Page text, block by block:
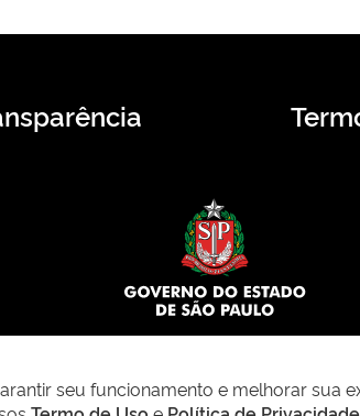
© 2026 CMS.SP.GOV.BR. Todos os direitos
seu funcionamento e melhorar sua